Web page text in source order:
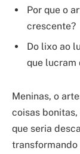
Por que o
crescente?
Do lixo ao
que lucram
Meninas, o
coisas
que seria
transformando